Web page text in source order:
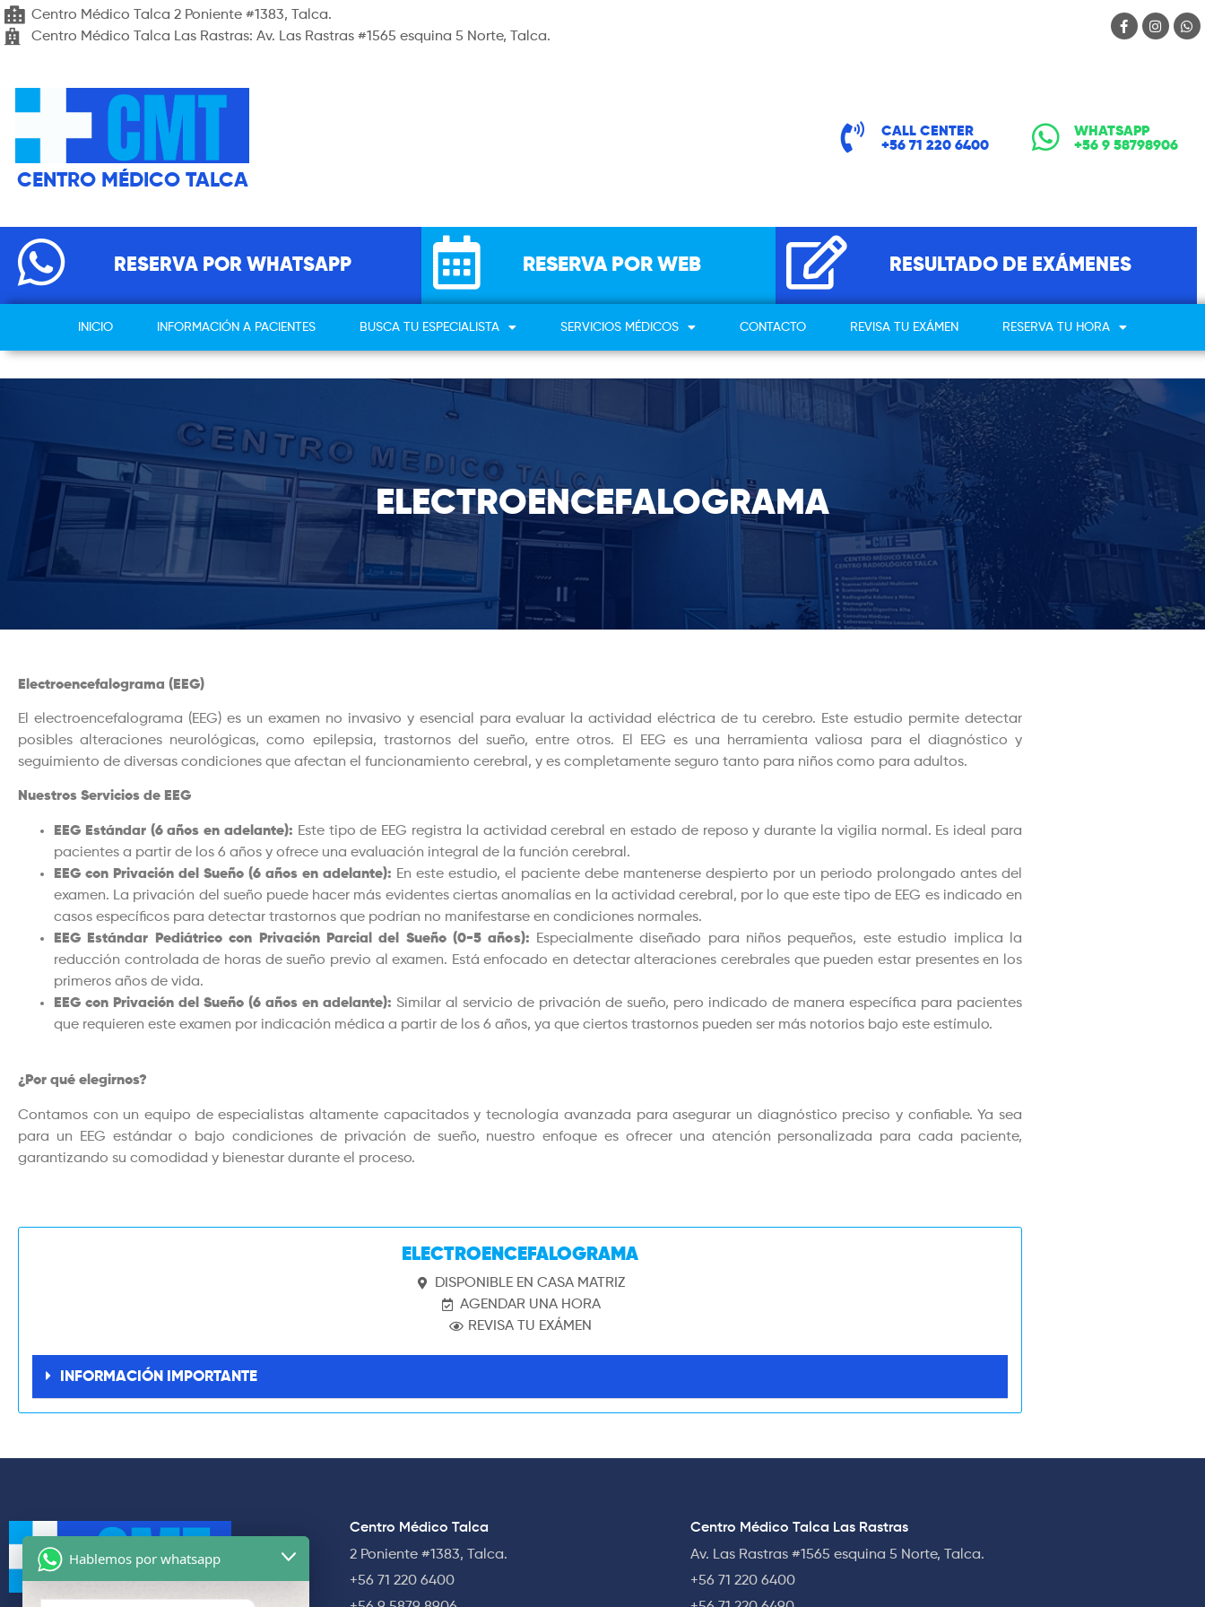
Centro Médico Talca 2 Poniente #1383, Talca.
Centro Médico Talca Las Rastras: Av. Las Rastras #1565 esquina 5 Norte, Talca.
CENTRO MÉDICO TALCA
CALL CENTER
+56 71 220 6400
WHATSAPP
+56 9 58798906
RESERVA POR WHATSAPP RESERVA POR WEB RESULTADO DE EXÁMENES
INICIO INFORMACIÓN A PACIENTES BUSCA TU ESPECIALISTA SERVICIOS MÉDICOS CONTACTO REVISA TU EXÁMEN RESERVA TU HORA
ELECTROENCEFALOGRAMA
Electroencefalograma (EEG)
El electroencefalograma (EEG) es un examen no invasivo y esencial para evaluar la actividad eléctrica de tu cerebro. Este estudio permite detectar
posibles alteraciones neurológicas, como epilepsia, trastornos del sueño, entre otros. El EEG es una herramienta valiosa para el diagnóstico y
seguimiento de diversas condiciones que afectan el funcionamiento cerebral, y es completamente seguro tanto para niños como para adultos.
Nuestros Servicios de EEG
EEG Estándar (6 años en adelante): Este tipo de EEG registra la actividad cerebral en estado de reposo y durante la vigilia normal. Es ideal para
pacientes a partir de los 6 años y ofrece una evaluación integral de la función cerebral.
EEG con Privación del Sueño (6 años en adelante): En este estudio, el paciente debe mantenerse despierto por un periodo prolongado antes del
examen. La privación del sueño puede hacer más evidentes ciertas anomalías en la actividad cerebral, por lo que este tipo de EEG es indicado en
casos específicos para detectar trastornos que podrían no manifestarse en condiciones normales.
EEG Estándar Pediátrico con Privación Parcial del Sueño (0-5 años): Especialmente diseñado para niños pequeños, este estudio implica la
reducción controlada de horas de sueño previo al examen. Está enfocado en detectar alteraciones cerebrales que pueden estar presentes en los
primeros años de vida.
EEG con Privación del Sueño (6 años en adelante): Similar al servicio de privación de sueño, pero indicado de manera específica para pacientes
que requieren este examen por indicación médica a partir de los 6 años, ya que ciertos trastornos pueden ser más notorios bajo este estímulo.
¿Por qué elegirnos?
Contamos con un equipo de especialistas altamente capacitados y tecnología avanzada para asegurar un diagnóstico preciso y confiable. Ya sea
para un EEG estándar o bajo condiciones de privación de sueño, nuestro enfoque es ofrecer una atención personalizada para cada paciente,
garantizando su comodidad y bienestar durante el proceso.
ELECTROENCEFALOGRAMA
DISPONIBLE EN CASA MATRIZ
AGENDAR UNA HORA
REVISA TU EXÁMEN
INFORMACIÓN IMPORTANTE
Centro Médico Talca
2 Poniente #1383, Talca.
+56 71 220 6400
Centro Médico Talca Las Rastras
Av. Las Rastras #1565 esquina 5 Norte, Talca.
+56 71 220 6400
Hablemos por whatsapp